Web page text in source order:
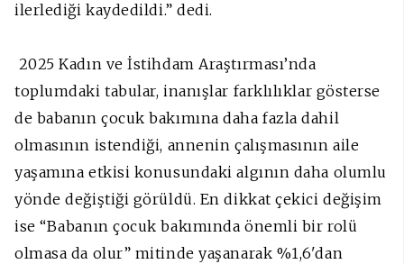
ilerlediği kaydedildi.” dedi.
2025 Kadın ve İstihdam Araştırması’nda
toplumdaki tabular, inanışlar farklılıklar gösterse
de babanın çocuk bakımına daha fazla dahil
olmasının istendiği, annenin çalışmasının aile
yaşamına etkisi konusundaki algının daha olumlu
yönde değiştiği görüldü. En dikkat çekici değişim
ise “Babanın çocuk bakımında önemli bir rolü
olmasa da olur” mitinde yaşanarak %1,6'dan